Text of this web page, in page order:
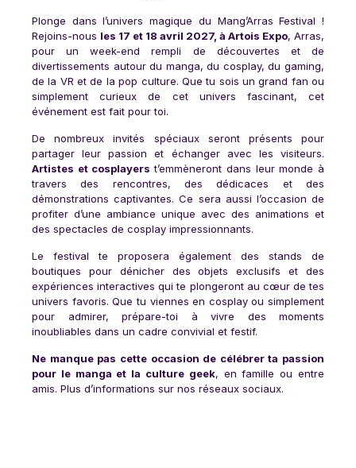
Plonge dans l’univers magique du Mang’Arras Festival !
Rejoins-nous les 17 et 18 avril 2027, à Artois Expo, Arras,
pour un week-end rempli de découvertes et de
divertissements autour du manga, du cosplay, du gaming,
de la VR et de la pop culture. Que tu sois un grand fan ou
simplement curieux de cet univers fascinant, cet
événement est fait pour toi.
De nombreux invités spéciaux seront présents pour
partager leur passion et échanger avec les visiteurs.
Artistes et cosplayerst’emmèneront dans leur monde à
travers des rencontres, des dédicaces et des
démonstrations captivantes. Ce sera aussi l’occasion de
profiter d’une ambiance unique avec des animations et
des spectacles de cosplay impressionnants.
Le festival te proposera également des stands de
boutiques pour dénicher des objets exclusifs et des
expériences interactives qui te plongeront au cœur de tes
univers favoris. Que tu viennes en cosplay ou simplement
pour admirer, prépare-toi à vivre des moments
inoubliables dans un cadre convivial et festif.
Ne manque pas cette occasion de célébrer ta passion
pour le manga et la culture geek, en famille ou entre
amis. Plus d’informations sur nos réseaux sociaux.